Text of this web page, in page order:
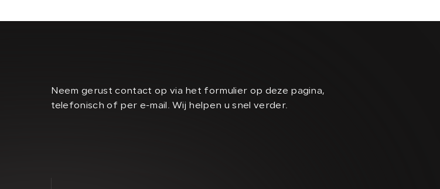
Neem gerust contact op via het formulier op deze pagina,
telefonisch of per e-mail. Wij helpen u snel verder.